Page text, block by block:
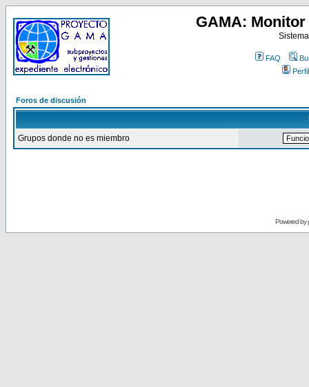
GAMA:
FAQ
Perfil
Foros de discusión
Grupos donde no es miembro
Powered by